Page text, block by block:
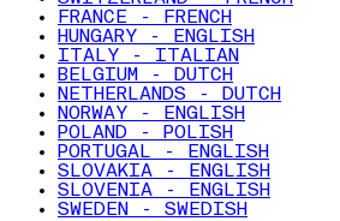
FRANCE - FRENCH
HUNGARY - ENGLISH
ITALY - ITALIAN
BELGIUM - DUTCH
NETHERLANDS - DUTCH
NORWAY - ENGLISH
POLAND - POLISH
PORTUGAL - ENGLISH
SLOVAKIA - ENGLISH
SLOVENIA - ENGLISH
SWEDEN - SWEDISH